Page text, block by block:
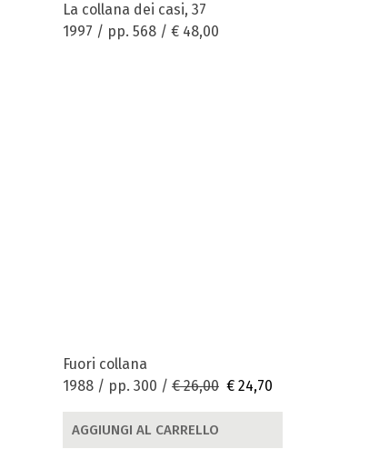
La collana dei casi, 37
1997 / pp. 568 / € 48,00
Fuori collana
1988 / pp. 300 / € 26,00 € 24,70
AGGIUNGI AL CARRELLO